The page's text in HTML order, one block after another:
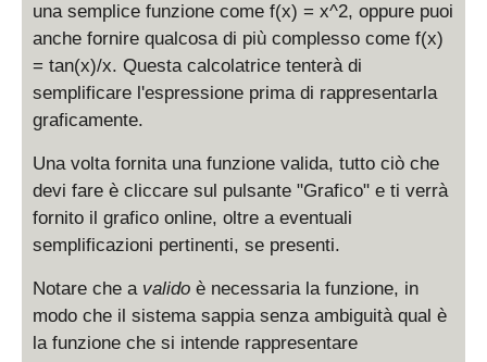
una semplice funzione come f(x) = x^2, oppure puoi
anche fornire qualcosa di più complesso come f(x)
= tan(x)/x. Questa calcolatrice tenterà di
semplificare l'espressione prima di rappresentarla
graficamente.
Una volta fornita una funzione valida, tutto ciò che
devi fare è cliccare sul pulsante "Grafico" e ti verrà
fornito il grafico online, oltre a eventuali
semplificazioni pertinenti, se presenti.
Notare che a valido è necessaria la funzione, in
modo che il sistema sappia senza ambiguità qual è
la funzione che si intende rappresentare